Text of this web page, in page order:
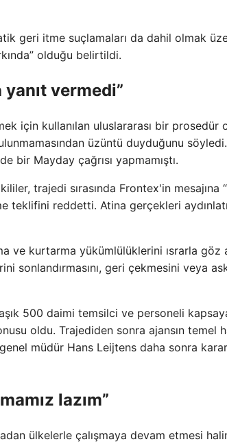
geri itme suçlamaları da dahil olmak
olduğu belirtildi.
vermedi”
için kullanılan uluslararası bir prosedür
üzüntü duyduğunu söyledi.
bir Mayday çağrısı yapmamıştı.
trajedi sırasında Frontex'in mesajına
teklifini reddetti. Atina gerçekleri
ve kurtarma yükümlülüklerini ısrarla göz
sonlandırmasını, geri çekmesini veya
500 daimi temsilci ve personeli
oldu. Trajediden sonra ajansın temel
müdür Hans Leijtens daha sonra
lazım”
ülkelerle çalışmaya devam etmesi